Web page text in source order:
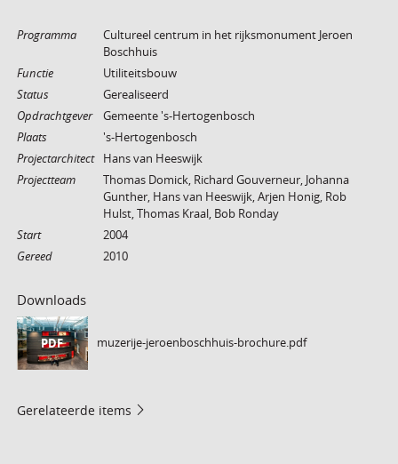
Programma
Cultureel centrum in het rijksmonument Jeroen
Boschhuis
Functie
Utiliteitsbouw
Status
Gerealiseerd
Opdrachtgever
Gemeente 's-Hertogenbosch
Plaats
's-Hertogenbosch
Projectarchitect
Hans van Heeswijk
Projectteam
Thomas Domick, Richard Gouverneur, Johanna
Gunther, Hans van Heeswijk, Arjen Honig, Rob
Hulst, Thomas Kraal, Bob Ronday
Start
2004
Gereed
2010
Downloads
PDF muzerije-jeroenboschhuis-brochure.pdf
Gerelateerde items